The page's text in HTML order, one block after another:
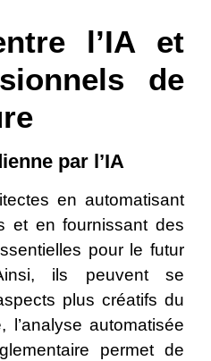
l’IA et
de
par l’IA
en automatisant
et en fournissant des
pour le futur
ils peuvent se
plus créatifs du
l’analyse automatisée
permet de